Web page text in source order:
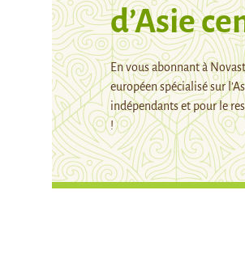
d’Asie
En vous abonnant à
européen spécialisé sur
indépendants et pour le
!